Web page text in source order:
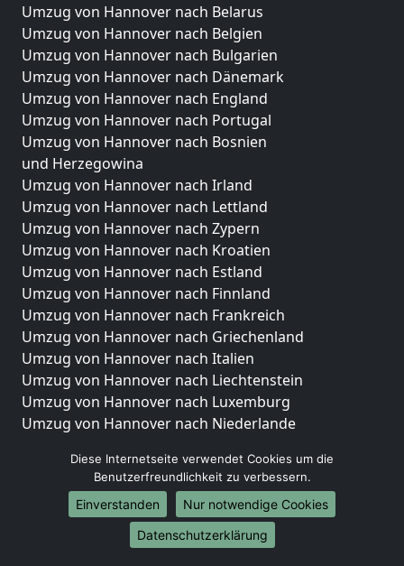
Umzug von Hannover nach Belarus
Umzug von Hannover nach Belgien
Umzug von Hannover nach Bulgarien
Umzug von Hannover nach Dänemark
Umzug von Hannover nach England
Umzug von Hannover nach Portugal
Umzug von Hannover nach Bosnien
und Herzegowina
Umzug von Hannover nach Irland
Umzug von Hannover nach Lettland
Umzug von Hannover nach Zypern
Umzug von Hannover nach Kroatien
Umzug von Hannover nach Estland
Umzug von Hannover nach Finnland
Umzug von Hannover nach Frankreich
Umzug von Hannover nach Griechenland
Umzug von Hannover nach Italien
Umzug von Hannover nach Liechtenstein
Umzug von Hannover nach Luxemburg
Umzug von Hannover nach Niederlande
Umzüge-Deutschlandweit
Umzug von Hannover nach Berlin
Umzug von Hannover nach Hamburg
Umzug von Hannover nach München
Diese Internetseite verwendet Cookies um die
Benutzerfreundlichkeit zu verbessern.
Einverstanden
Nur notwendige Cookies
Datenschutzerklärung